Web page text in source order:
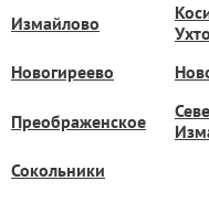
Измайлово
Новогиреево
Преображенское
Сокольники